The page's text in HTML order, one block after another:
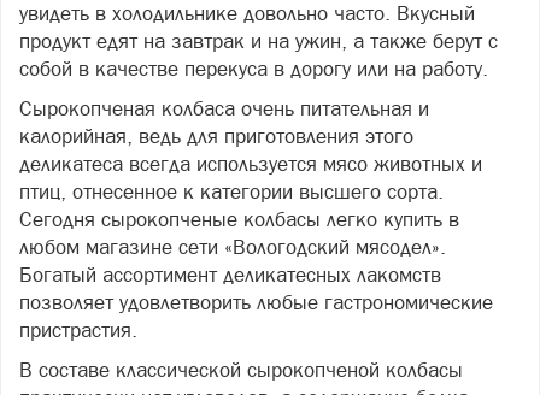
увидеть в холодильнике довольно часто. Вкусный
продукт едят на завтрак и на ужин, а также берут с
собой в качестве перекуса в дорогу или на работу.
Сырокопченая колбаса очень питательная и
калорийная, ведь для приготовления этого
деликатеса всегда используется мясо животных и
птиц, отнесенное к категории высшего сорта.
Сегодня сырокопченые колбасы легко купить в
любом магазине сети «Вологодский мясодел».
Богатый ассортимент деликатесных лакомств
позволяет удовлетворить любые гастрономические
пристрастия.
В составе классической сырокопченой колбасы